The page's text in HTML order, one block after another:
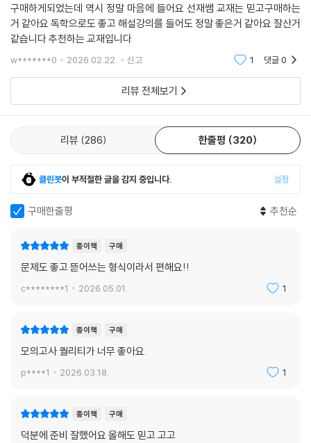
구매하게되었는데 역시 정말 마음에 들어요 선재쌤 교재는 믿고구매하는
거 같아요 독학으로도 좋고 해설강의를 들어도 정말 좋은거 같아요 잘산거
같습니다 추천하는 교재입니다
w*******0 2026.02.22. 신고 1 댓글0
리뷰 전체보기
리뷰 286 한줄평 320
클린봇이 부적절한 글을 감지 중입니다. 설정
구매한줄평 추천순
종이책 구매
문제도 좋고 뜯어쓰는 형식이라서 편해요!!
c********1 2026.05.01. 1
종이책 구매
모의고사 퀄리티가 너무 좋아요.
p****1 2026.03.18. 1
종이책 구매
덕분에 준비 잘했어요 올해도 믿고 고고